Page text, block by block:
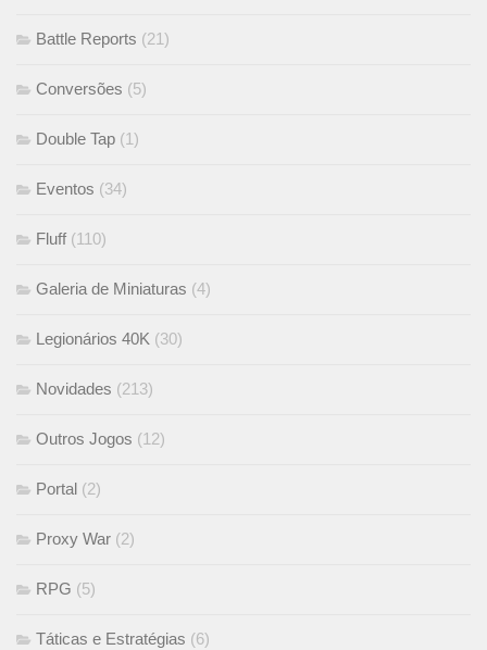
Battle Reports (21)
Conversões (5)
Double Tap (1)
Eventos (34)
Fluff (110)
Galeria de Miniaturas (4)
Legionários 40K (30)
Novidades (213)
Outros Jogos (12)
Portal (2)
Proxy War (2)
RPG (5)
Táticas e Estratégias (6)